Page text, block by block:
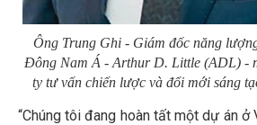
Ông Trung Ghi - Giám đốc năng
Đông Nam Á - Arthur D. Little (ADL) -
ty tư vấn chiến lược và đổi mới sáng
“Chúng tôi đang hoàn tất một dự án ở